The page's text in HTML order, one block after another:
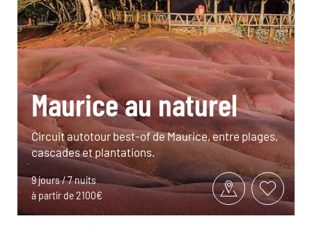
Maurice au naturel
Circuit autotour best-of de Maurice, entre plages,
cascades et plantations.
9 jours / 7 nuits
à partir de 2100€